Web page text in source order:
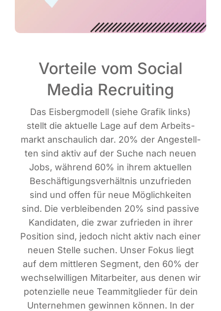
Vorteile vom Social
Media Recruiting
Das Eis­berg­mo­dell (sie­he Gra­fik links)
stellt die aktu­el­le Lage auf dem Arbeits­
markt anschau­lich dar. 20% der Ange­stell­
ten sind aktiv auf der Suche nach neu­en
Jobs, wäh­rend 60% in ihrem aktu­el­len
Beschäf­ti­gungs­ver­hält­nis unzu­frie­den
sind und offen für neue Mög­lich­kei­ten
sind. Die ver­blei­ben­den 20% sind pas­si­ve
Kan­di­da­ten, die zwar zufrie­den in ihrer
Posi­ti­on sind, jedoch nicht aktiv nach einer
neu­en Stel­le suchen. Unser Fokus liegt
auf dem mitt­le­ren Seg­ment, den 60% der
wech­sel­wil­li­gen Mit­ar­bei­ter, aus denen wir
poten­zi­el­le neue Team­mit­glie­der für dein
Unter­neh­men gewin­nen kön­nen. In der